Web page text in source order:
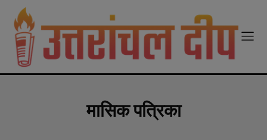
मासिक पत्रिका